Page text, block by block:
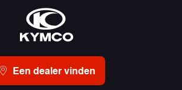
Een dealer vinden